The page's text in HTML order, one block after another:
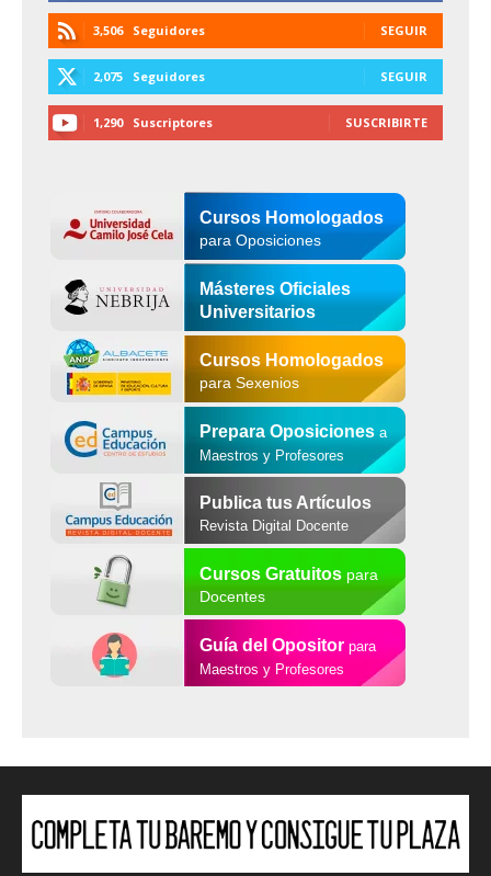
3,506 Seguidores SEGUIR
2,075 Seguidores SEGUIR
1,290 Suscriptores SUSCRIBIRTE
Cursos Homologados
para Oposiciones
Másteres Oficiales
Universitarios
Cursos Homologados
para Sexenios
Prepara Oposiciones a
Maestros y Profesores
Publica tus Artículos
Revista Digital Docente
Cursos Gratuitospara
Docentes
Guía del Opositor para
Maestros y Profesores